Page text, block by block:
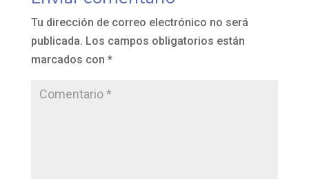
Tu dirección de correo electrónico no será
publicada. Los campos obligatorios están
marcados con *